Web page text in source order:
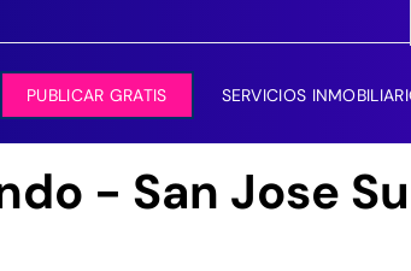
PUBLICAR GRATIS SERVICIOS
- San Jose